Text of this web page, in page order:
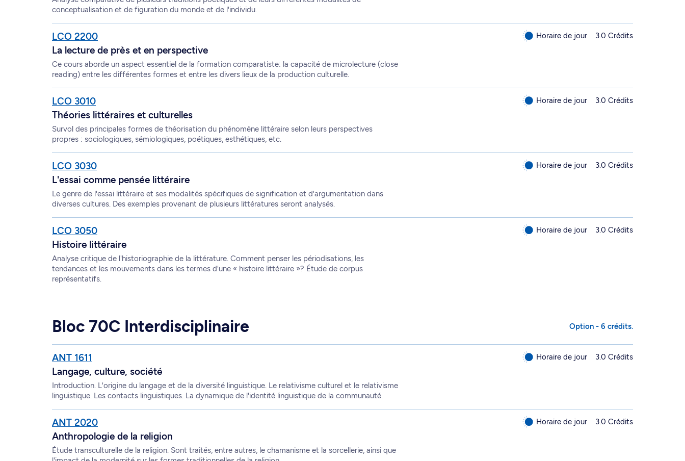
conceptualisation et de figuration du monde et de l'individu.
LCO 2200
La lecture de près et en perspective
Ce cours aborde un aspect essentiel de la formation comparatiste: la capacité de microlecture (close
reading) entre les différentes formes et entre les divers lieux de la production culturelle.
Horaire de jour 3.0 Crédits
LCO 3010
Théories littéraires et culturelles
Survol des principales formes de théorisation du phénomène littéraire selon leurs perspectives
propres : sociologiques, sémiologiques, poétiques, esthétiques, etc.
Horaire de jour 3.0 Crédits
LCO 3030
L'essai comme pensée littéraire
Le genre de l'essai littéraire et ses modalités spécifiques de signification et d'argumentation dans
diverses cultures. Des exemples provenant de plusieurs littératures seront analysés.
Horaire de jour 3.0 Crédits
LCO 3050
Histoire littéraire
Analyse critique de l'historiographie de la littérature. Comment penser les périodisations, les
tendances et les mouvements dans les termes d'une « histoire littéraire »? Étude de corpus
représentatifs.
Horaire de jour 3.0 Crédits
Bloc 70C Interdisciplinaire Option - 6 crédits.
ANT 1611
Langage, culture, société
Introduction. L'origine du langage et de la diversité linguistique. Le relativisme culturel et le relativisme
linguistique. Les contacts linguistiques. La dynamique de l'identité linguistique de la communauté.
Horaire de jour 3.0 Crédits
ANT 2020
Anthropologie de la religion
Étude transculturelle de la religion. Sont traités, entre autres, le chamanisme et la sorcellerie, ainsi que
Horaire de jour 3.0 Crédits